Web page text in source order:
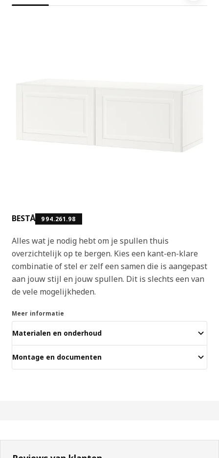
BESTÅ 994.261.98
Alles wat je nodig hebt om je spullen thuis
overzichtelijk op te bergen. Kies een kant-en-klare
combinatie of stel er zelf een samen die is aangepast
aan jouw stijl en jouw spullen. Dit is slechts een van
de vele mogelijkheden.
Meer informatie
Materialen en onderhoud
Montage en documenten